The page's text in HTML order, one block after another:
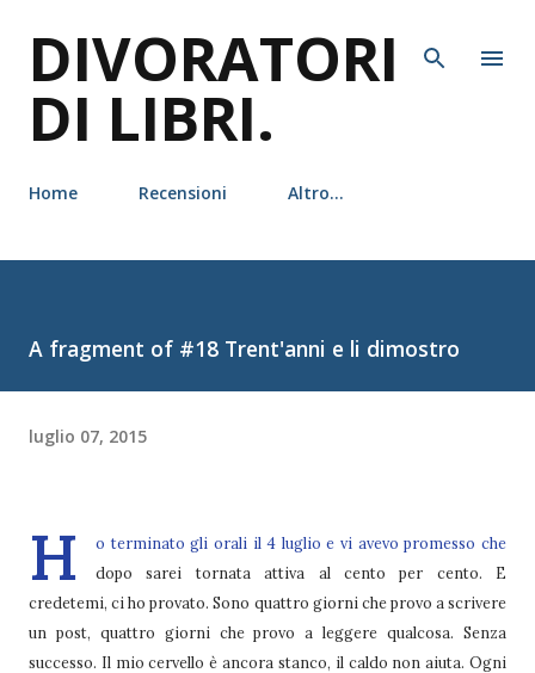
DIVORATORI
DI LIBRI.
Home Recensioni Altro…
A fragment of #18 Trent'anni e li dimostro
luglio 07, 2015
H
o terminato gli orali il 4 luglio e vi avevo promesso che
dopo sarei tornata attiva al cento per cento. E
credetemi, ci ho provato. Sono quattro giorni che provo a scrivere
un post, quattro giorni che provo a leggere qualcosa. Senza
successo. Il mio cervello è ancora stanco, il caldo non aiuta. Ogni